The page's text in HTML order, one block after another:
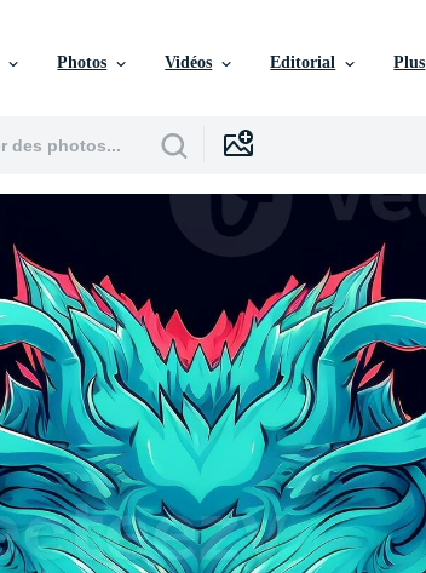
Photos Vidéos Editorial Plus